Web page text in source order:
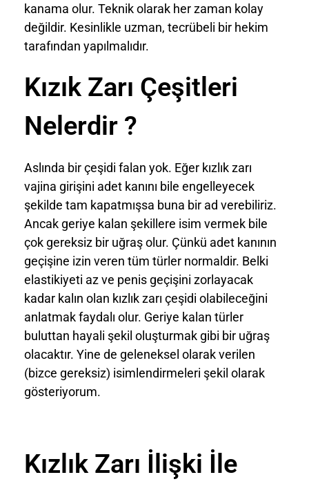
kanama olur. Teknik olarak her zaman kolay
değildir. Kesinlikle uzman, tecrübeli bir hekim
tarafından yapılmalıdır.
Kızık Zarı Çeşitleri
Nelerdir ?
Aslında bir çeşidi falan yok. Eğer kızlık zarı
vajina girişini adet kanını bile engelleyecek
şekilde tam kapatmışsa buna bir ad verebiliriz.
Ancak geriye kalan şekillere isim vermek bile
çok gereksiz bir uğraş olur. Çünkü adet kanının
geçişine izin veren tüm türler normaldir. Belki
elastikiyeti az ve penis geçişini zorlayacak
kadar kalın olan kızlık zarı çeşidi olabileceğini
anlatmak faydalı olur. Geriye kalan türler
buluttan hayali şekil oluşturmak gibi bir uğraş
olacaktır. Yine de geleneksel olarak verilen
(bizce gereksiz) isimlendirmeleri şekil olarak
gösteriyorum.
Kızlık Zarı İlişki İle